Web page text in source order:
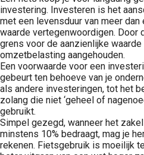
investering. Investeren is het
met een levensduur van meer dan
waarde vertegenwoordigen.
grens voor de aanzienlijke
omzetbelasting aangehouden.
Een voorwaarde voor een
gebeurt ten behoeve van je
als andere investeringen, tot het
zolang die niet ‘geheel of
gebruikt.
Simpel gezegd, wanneer het
minstens 10% bedraagt, mag je
rekenen. Fietsgebruik is moeilijk